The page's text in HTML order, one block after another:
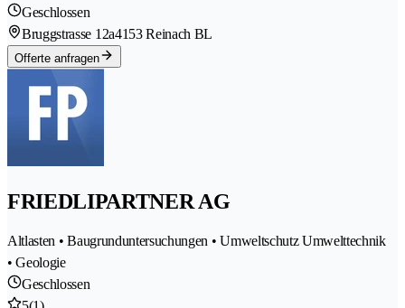
Geschlossen
Bruggstrasse 12a4153 Reinach BL
Offerte anfragen
FRIEDLIPARTNER AG
Altlasten • Baugrunduntersuchungen • Umweltschutz Umwelttechnik
• Geologie
Geschlossen